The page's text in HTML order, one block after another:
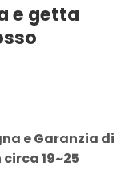
e getta
e Garanzia di
19~25